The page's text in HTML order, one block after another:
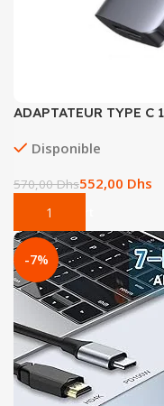
ADAPTATEUR TYPE C
Disponible
570,00Dhs552,00 Dhs
Add To Cart
-7%